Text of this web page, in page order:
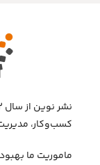
کسب‌وکار،
ماموریت ما